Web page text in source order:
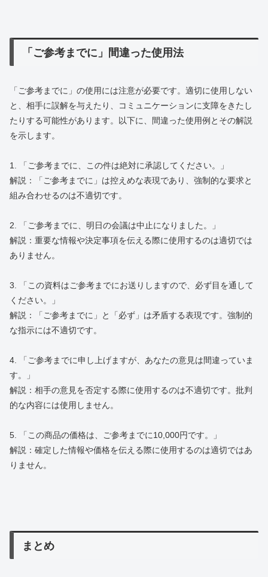
「ご参考までに」間違った使用法
「ご参考までに」の使用には注意が必要です。適切に使用しない
と、相手に誤解を与えたり、コミュニケーションに支障をきたし
たりする可能性があります。以下に、間違った使用例とその解説
を示します。
1. 「ご参考までに、この件は絶対に承認してください。」
解説：「ご参考までに」は控えめな表現であり、強制的な要求と
組み合わせるのは不適切です。
2. 「ご参考までに、明日の会議は中止になりました。」
解説：重要な情報や決定事項を伝える際に使用するのは適切では
ありません。
3. 「この資料はご参考までにお送りしますので、必ず目を通して
ください。」
解説：「ご参考までに」と「必ず」は矛盾する表現です。強制的
な指示には不適切です。
4. 「ご参考までに申し上げますが、あなたの意見は間違っていま
す。」
解説：相手の意見を否定する際に使用するのは不適切です。批判
的な内容には使用しません。
5. 「この商品の価格は、ご参考までに10,000円です。」
解説：確定した情報や価格を伝える際に使用するのは適切ではあ
りません。
まとめ